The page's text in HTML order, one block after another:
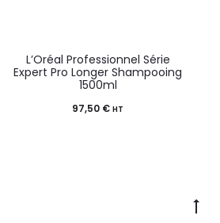
L’Oréal Professionnel Série
Expert Pro Longer Shampooing
1500ml
97,50 € HT